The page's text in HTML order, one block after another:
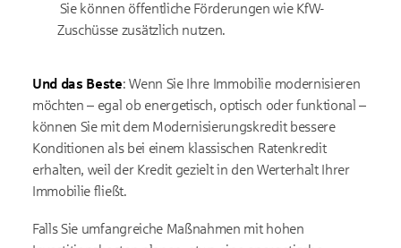
Sie können öffentliche Förderungen wie KfW-
Zuschüsse zusätzlich nutzen.
Und das Beste: Wenn Sie Ihre Immobilie modernisieren
möchten – egal ob energetisch, optisch oder funktional –
können Sie mit dem Modernisierungskredit bessere
Konditionen als bei einem klassischen Ratenkredit
erhalten, weil der Kredit gezielt in den Werterhalt Ihrer
Immobilie fließt.
Falls Sie umfangreiche Maßnahmen mit hohen